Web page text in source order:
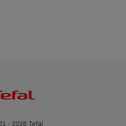
- 2026 Tefal